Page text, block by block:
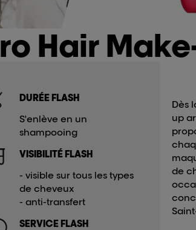
Hair
DURÉE FLASH
S'enlève en un
shampooing
VISIBILITÉ FLASH
- visible sur tous les types
de cheveux
- anti-transfert
SERVICE FLASH
Dès
up
de